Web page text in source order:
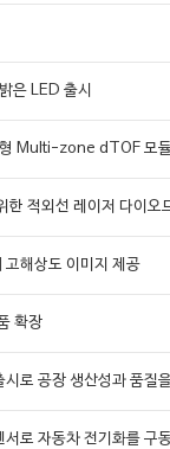
은 LED 출시
형 Multi-zone dTOF 모
적외선 레이저 다이오
해상도 이미지 제공
확장
로 공장 생산성과 품질
로 자동차 전기화를 구